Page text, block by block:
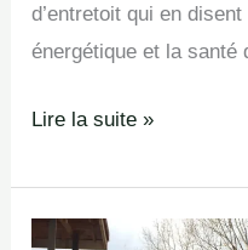
d’entretoit qui en
énergétique et la
Lire la suite »
Programmes